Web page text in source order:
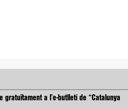
gratuïtament a l’e-butlletí de “Catalunya